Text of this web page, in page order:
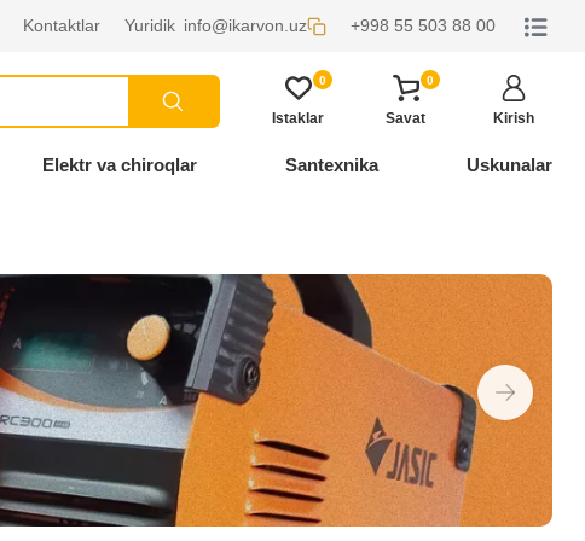
Kontaktlar Yuridik info@ikarvon.uz +998 55 503 88 00
0
Istaklar
0
Savat Kirish
Elektr va chiroqlar Santexnika Uskunalar